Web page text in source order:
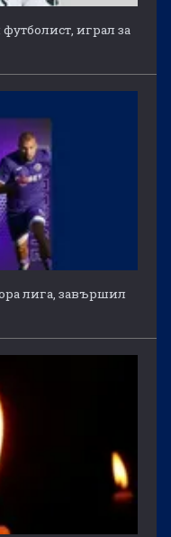
играл за
лига, завършил